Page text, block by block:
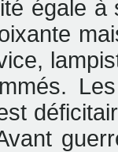
égale